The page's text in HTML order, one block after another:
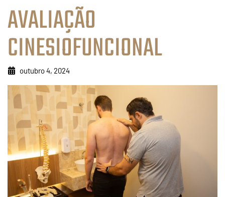
AVALIAÇÃO
CINESIOFUNCIONAL
outubro 4, 2024